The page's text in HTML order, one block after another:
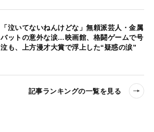
「泣いてないねんけどな」無頼派芸人・金属
バットの意外な涙…映画館、格闘ゲームで号
泣も、上方漫才大賞で浮上した“疑惑の涙”
記事ランキングの一覧を見る